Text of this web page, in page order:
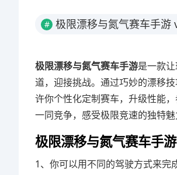
# 极限漂移与氮气赛车手游
极限漂移与氮气赛车手游是一款
道，迎接挑战。通过巧妙的漂移
许你个性化定制赛车，升级性能
一同竞争，感受极限竞速的独特魅
极限漂移与氮气赛车手
1、你可以用不同的驾驶方式来完